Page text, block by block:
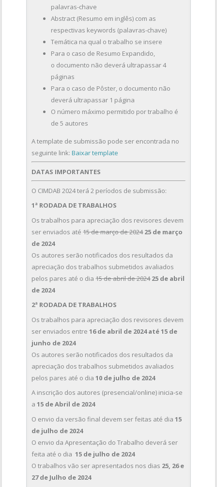
palavras-chave
Abstract (Resumo em inglês) com as
respectivas keywords (palavras-chave)
Temática na qual o trabalho se insere
Para o caso de Resumo Expandido,
o documento não deverá ultrapassar 4
páginas
Para o caso de Pôster, o documento não
deverá ultrapassar 1 página
O número máximo permitido por trabalho é
de 5 autores
A template de submissão pode ser encontrada no
seguinte link:Baixar template
DATAS IMPORTANTES
O CIMDAB 2024 terá 2 períodos de submissão:
1ª RODADA DE TRABALHOS
Os trabalhos para apreciação dos revisores devem
ser enviados até15 de março de 202425 de março
de 2024
Os autores serão notificados dos resultados da
apreciação dos trabalhos submetidos avaliados
pelos pares até o dia15 de abril de 202425 de abril
de 2024
2ª RODADA DE TRABALHOS
Os trabalhos para apreciação dos revisores devem
ser enviados entre16 de abril de 2024 até 15 de
junho de 2024
Os autores serão notificados dos resultados da
apreciação dos trabalhos submetidos avaliados
pelos pares até o dia10 de julho de 2024
A inscrição dos autores (presencial/online) inicia-se
a15 de Abril de 2024
O envio da versão final devem ser feitas até dia15
de julho de 2024
O envio da Apresentação do Trabalho deverá ser
feita até o dia 15 de julho de 2024
O trabalhos vão ser apresentados nos dias 25, 26 e
27 de Julho de 2024